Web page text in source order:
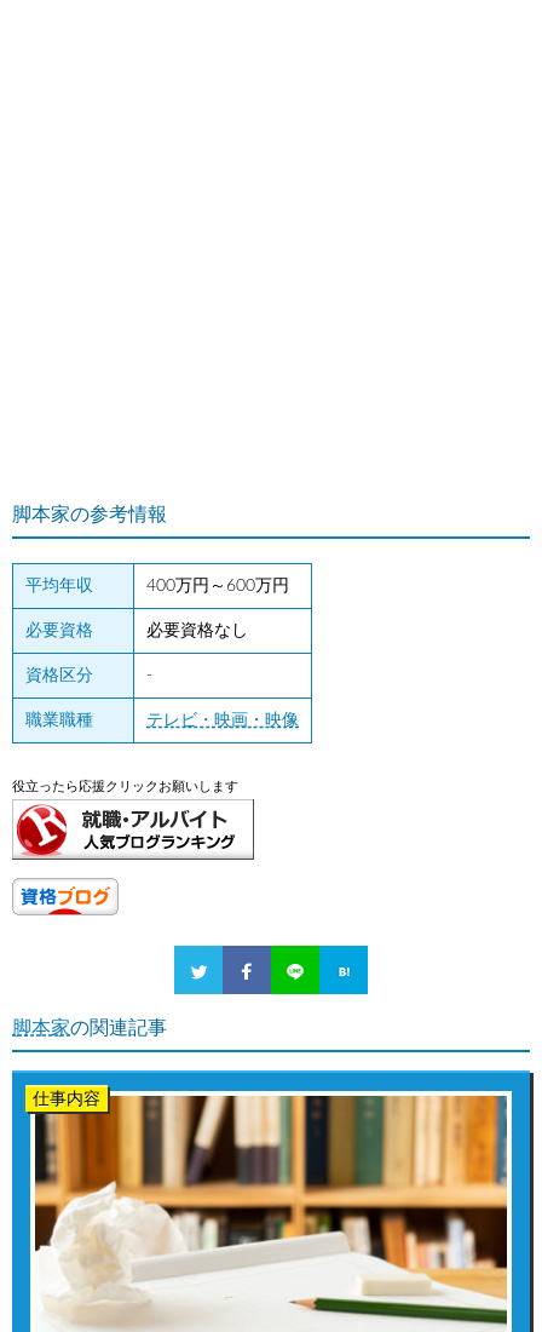
脚本家の参考情報
平均年収 400万円～600万円
必要資格 必要資格なし
資格区分 -
職業職種 テレビ・映画・映像
役立ったら応援クリックお願いします
脚本家の関連記事
仕事内容